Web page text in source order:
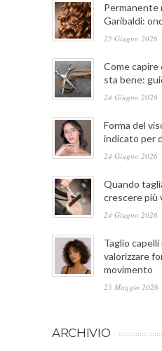
Permanente
Garibaldi:
25 Giugno 2026
Come capire
sta bene:
24 Giugno 2026
Forma del
indicato per
24 Giugno 2026
Quando
crescere più
24 Giugno 2026
Taglio
valorizzare
movimento
25 Maggio 2026
ARCHIVIO